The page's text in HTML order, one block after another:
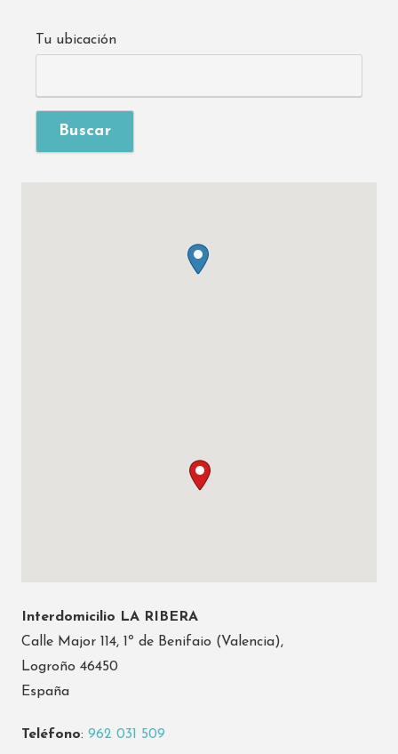
Tu ubicación
Interdomicilio LA RIBERA
Calle Major 114, 1º de Benifaio (Valencia),
Logroño 46450
España
Teléfono: 962 031 509